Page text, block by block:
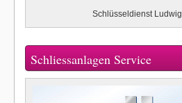
Schlüsseldienst Ludwig
Schliessanlagen Service